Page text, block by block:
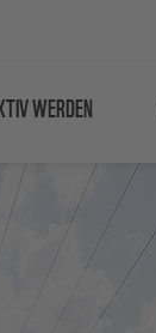
WERDEN